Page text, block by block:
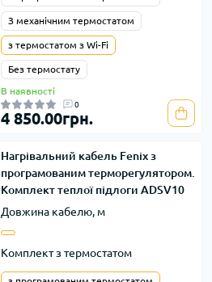
З механічним термостатом
з термостатом з Wi-Fi
Без термостату
В наявності
0
4 850.00грн.
Нагрівальний кабель Fenix з
програмованим терморегулятором.
Комплект теплої підлоги ADSV10
Довжина кабелю, м
Комплект з термостатом